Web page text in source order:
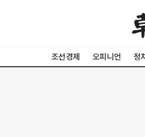
조선경제 오피니언 정